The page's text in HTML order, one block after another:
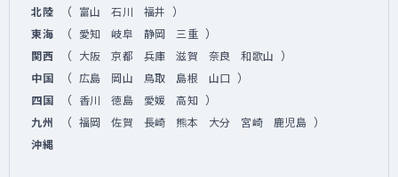
北陸 （ 富山 石川 福井 ）
東海 （ 愛知 岐阜 静岡 三重 ）
関西 （ 大阪 京都 兵庫 滋賀 奈良 和歌山 ）
中国 （ 広島 岡山 鳥取 島根 山口 ）
四国 （ 香川 徳島 愛媛 高知 ）
九州 （ 福岡 佐賀 長崎 熊本 大分 宮崎 鹿児島 ）
沖縄